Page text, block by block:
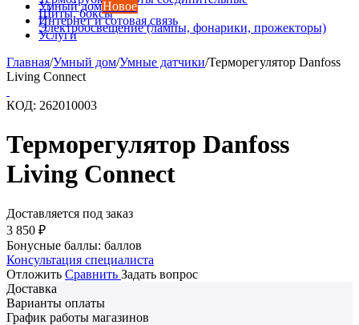
Щиты, боксы
Электроосвещение (лампы, фонарики, прожекторы)
Умный домНовое
Интернет и сотовая связь
Услуги
Главная/Умный дом/Умные датчики/Терморегулятор Danfoss
Living Connect
КОД: 262010003
Терморегулятор Danfoss
Living Connect
Доставляется под заказ
3 850 ₽
Бонусные баллы: баллов
Консультация специалиста
Отложить Сравнить Задать вопрос
Доставка
Варианты оплаты
График работы магазинов